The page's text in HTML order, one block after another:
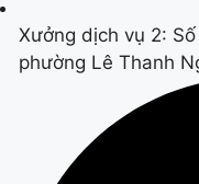
Xưởng dịch vụ 2:
phường Lê Thanh